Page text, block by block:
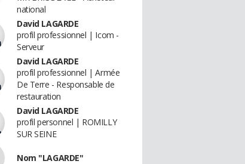
national
David LAGARDE
profil professionnel | Icom -
Serveur
David LAGARDE
profil professionnel | Armée
De Terre - Responsable de
restauration
David LAGARDE
profil personnel | ROMILLY
SUR SEINE
Nom "LAGARDE"